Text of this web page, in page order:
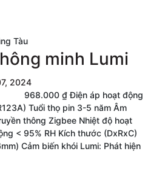
Tàu
minh Lumi
2024
968.000 ₫ Điện áp hoạt động
Tuổi thọ pin 3-5 năm Âm
thông Zigbee Nhiệt độ hoạt
< 95% RH Kích thước (DxRxC)
Cảm biến khói Lumi: Phát hiện